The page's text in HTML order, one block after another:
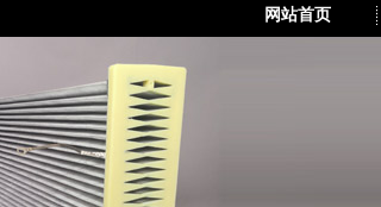
网站首页